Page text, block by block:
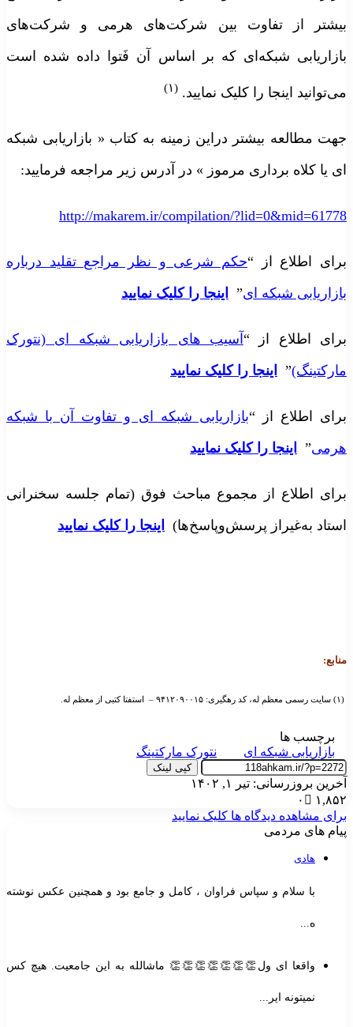
از تفاوت بین شرکت‌های هرمی و شرکت‌های
شبکه‌ای که بر اساس آن فَتوا داده شده است
اینجا را کلیک نمایید.
مطالعه بیشتر دراین زمینه به کتاب « بازاریابی شبکه
یا کلاه برداری مرموز » در آدرس زیر مراجعه فرمایید:
http://makarem.ir/compilation/
اطلاع از “ حکم شرعی و نظر مراجع تقلید درباره
شبکه ای” اینجا را کلیک نمایید
اطلاع از “ آسیب های بازاریابی شبکه ای (نتورک
” اینجا را کلیک نمایید
اطلاع از “ بازاریابی شبکه ای و تفاوت آن با شبکه
” اینجا را کلیک نمایید
اطلاع از مجموع مباحث فوق (تمام جلسه سخنرانی
به‌غیراز پرسش‌وپاسخ‌ها) اینجا را کلیک نمایید
برچسب ها
بازاریابی شبکه ای
نتورک مارکتینگ
کپی لینک
بروزرسانی: تیر ۱, ۱۴۰۲
۰
مشاهده دیدگاه ها کلیک نمایید
های مردمی
هادی
با سلام و سپاس فراوان ، کامل و جامع بود و همچنین عکس نوشته
ه...
واقعا ای ول👏👏👏👏👏👏👏 ماشالله به این جامعیت. هیچ کس
نمیتونه ایر...